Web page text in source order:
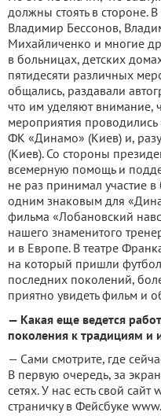
должны стоять в стороне.
Владимир Бессонов,
Михайличенко и многие
в больницах, детских
пятидесяти различных
общались, раздавали
что им уделяют внимание,
мероприятия
ФК «Динамо» (Киев) и,
(Киев). Со стороны
всемерную помощь и
не раз принимал участие
одним знаковым для
фильма «Лобановский
нашего знаменитого
и в Европе. В театре
на который пришли
последних поколений,
приятно увидеть фильм и
— Какая еще ведется
поколения к традициям и
— Сами смотрите, где
В первую очередь, за
сетях. У нас есть свой
страничку в Фейсбуке